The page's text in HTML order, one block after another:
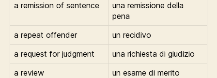
a remission of sentence
una remissione della
pena
a repeat offender
un recidivo
a request for judgment
una richiesta di giudizio
a review
un esame di merito